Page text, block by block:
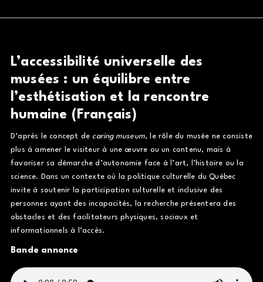
L’accessibilité universelle des
musées : un équilibre entre
l’esthétisation et la rencontre
humaine (Français)
D’après le concept de caring museum, le rôle du musée ne consiste
plus à amener le visiteur à une œuvre ou un contenu, mais à
favoriser sa démarche d’autonomie face à l’art, l’histoire ou la
science. Dans un contexte où la politique culturelle du Québec
invite à soutenir la participation culturelle et inclusive des
personnes ayant des incapacités, la recherche présentera des
obstacles et des facilitateurs physiques, sociaux et
informationnels à l’accès.
Bande annonce